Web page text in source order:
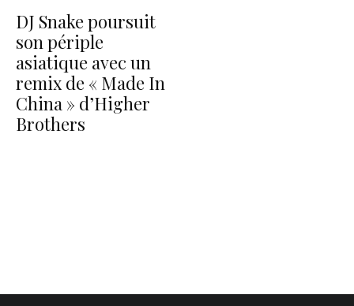
DJ Snake poursuit
son périple
asiatique avec un
remix de « Made In
China » d’Higher
Brothers